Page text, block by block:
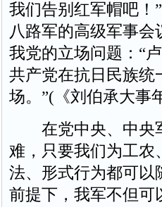
我们告别红军帽吧！
八路军的高级军事
我党的立场问题：“
共产党在抗日民族统
场。”(《刘伯承大事
在党中央、中央
难，只要我们为工农
法、形式行为都可以
前提下，我军不但可